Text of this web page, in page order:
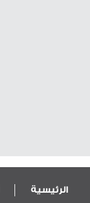
الرئيسية